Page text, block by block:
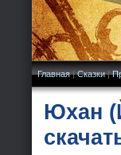
Главная|Сказки|
Юхан